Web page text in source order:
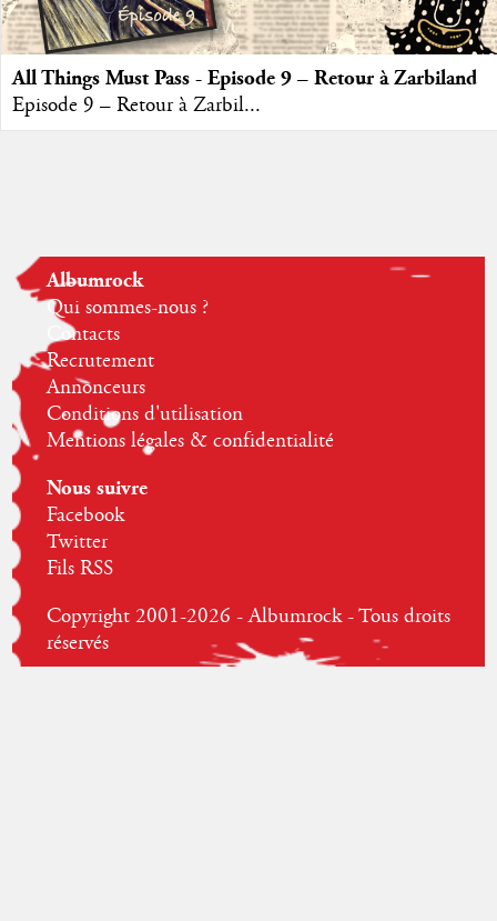
All Things Must Pass - Episode 9 – Retour à Zarbiland
Episode 9 – Retour à Zarbil...
Albumrock
Qui sommes-nous ?
Contacts
Recrutement
Annonceurs
Conditions d'utilisation
Mentions légales & confidentialité
Nous suivre
Facebook
Twitter
Fils RSS
Copyright 2001-2026 - Albumrock - Tous droits
réservés